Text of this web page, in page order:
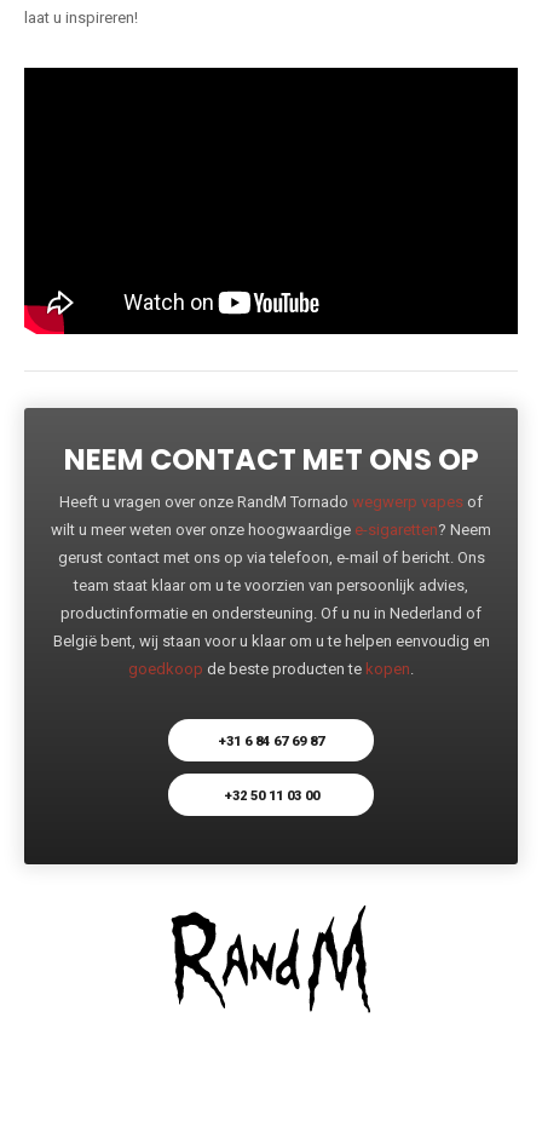
laat u inspireren!
NEEM CONTACT MET ONS OP
Heeft u vragen over onze RandM Tornado wegwerp vapes of
wilt u meer weten over onze hoogwaardige e-sigaretten? Neem
gerust contact met ons op via telefoon, e-mail of bericht. Ons
team staat klaar om u te voorzien van persoonlijk advies,
productinformatie en ondersteuning. Of u nu in Nederland of
België bent, wij staan voor u klaar om u te helpen eenvoudig en
goedkoop de beste producten te kopen.
+31 6 84 67 69 87
+32 50 11 03 00